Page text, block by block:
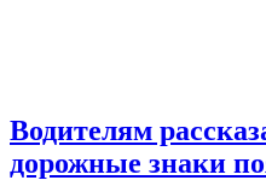
Водителям
дорожные знаки